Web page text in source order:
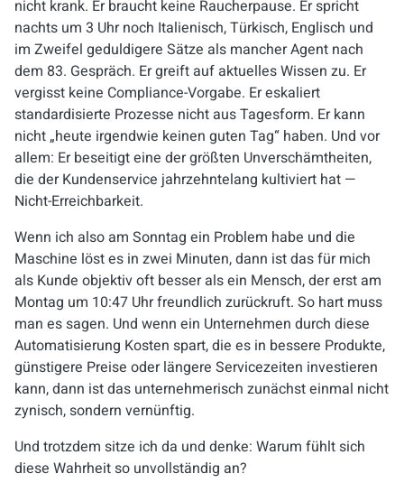
nicht krank. Er braucht keine Raucherpause. Er spricht
nachts um 3 Uhr noch Italienisch, Türkisch, Englisch und
im Zweifel geduldigere Sätze als mancher Agent nach
dem 83. Gespräch. Er greift auf aktuelles Wissen zu. Er
vergisst keine Compliance-Vorgabe. Er eskaliert
standardisierte Prozesse nicht aus Tagesform. Er kann
nicht „heute irgendwie keinen guten Tag“ haben. Und vor
allem: Er beseitigt eine der größten Unverschämtheiten,
die der Kundenservice jahrzehntelang kultiviert hat —
Nicht-Erreichbarkeit.
Wenn ich also am Sonntag ein Problem habe und die
Maschine löst es in zwei Minuten, dann ist das für mich
als Kunde objektiv oft besser als ein Mensch, der erst am
Montag um 10:47 Uhr freundlich zurückruft. So hart muss
man es sagen. Und wenn ein Unternehmen durch diese
Automatisierung Kosten spart, die es in bessere Produkte,
günstigere Preise oder längere Servicezeiten investieren
kann, dann ist das unternehmerisch zunächst einmal nicht
zynisch, sondern vernünftig.
Und trotzdem sitze ich da und denke: Warum fühlt sich
diese Wahrheit so unvollständig an?